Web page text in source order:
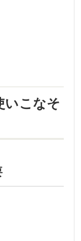
いこなそ